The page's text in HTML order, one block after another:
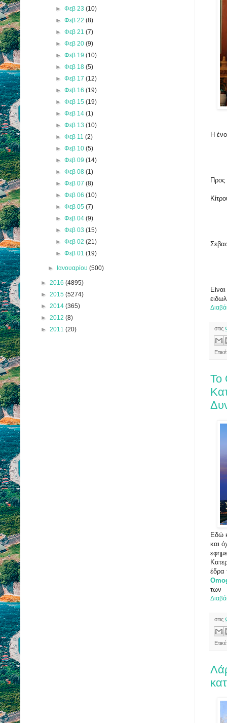
Η
Προς
στις
Το
Εδώ
και
έδρα
των
στις
► Φεβ 23 (10)
► Φεβ 22 (8)
► Φεβ 21 (7)
► Φεβ 20 (9)
► Φεβ 19 (10)
► Φεβ 18 (5)
► Φεβ 17 (12)
► Φεβ 16 (19)
► Φεβ 15 (19)
► Φεβ 14 (1)
► Φεβ 13 (10)
► Φεβ 11 (2)
► Φεβ 10 (5)
► Φεβ 09 (14)
► Φεβ 08 (1)
► Φεβ 07 (8)
► Φεβ 06 (10)
► Φεβ 05 (7)
► Φεβ 04 (9)
► Φεβ 03 (15)
► Φεβ 02 (21)
► Φεβ 01 (19)
► Ιανουαρίου(500)
► 2016 (4895)
► 2015 (5274)
► 2014 (365)
► 2012 (8)
► 2011 (20)